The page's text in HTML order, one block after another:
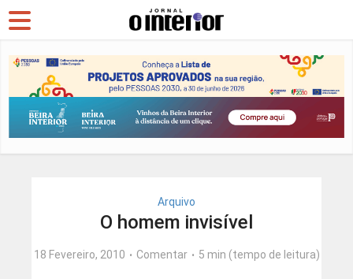
Arquivo
O homem invisível
18 Fevereiro, 2010 Comentar 5 min (tempo de leitura)